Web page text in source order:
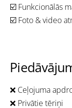
☑️ Funkcionālās
☑️ Foto & video
❌ Ceļojuma
❌ Privātie tēriņi